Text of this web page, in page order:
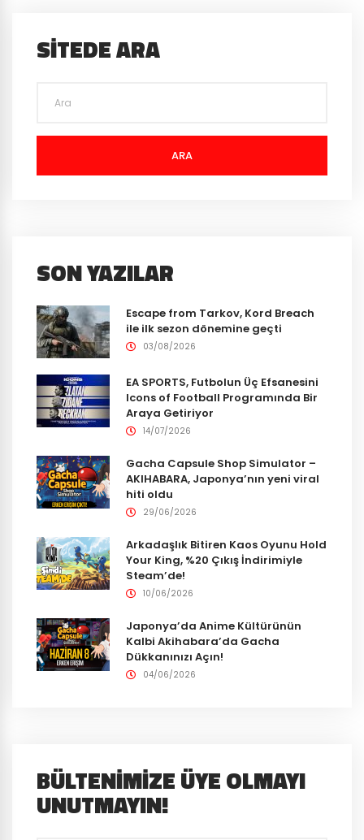
SITEDE ARA
ARA
SON YAZILAR
Escape from Tarkov, Kord Breach
ile ilk sezon dönemine geçti
03/08/2026
EA SPORTS, Futbolun Üç Efsanesini
Icons of Football Programında Bir
Araya Getiriyor
14/07/2026
Gacha Capsule Shop Simulator –
AKIHABARA, Japonya’nın yeni viral
hiti oldu
29/06/2026
Arkadaşlık Bitiren Kaos Oyunu Hold
Your King, %20 Çıkış İndirimiyle
Steam’de!
10/06/2026
Japonya’da Anime Kültürünün
Kalbi Akihabara’da Gacha
Dükkanınızı Açın!
04/06/2026
BÜLTENIMIZE ÜYE OLMAYI
UNUTMAYIN!